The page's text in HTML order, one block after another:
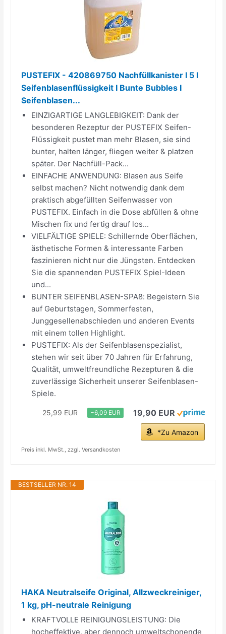
PUSTEFIX - 420869750 Nachfüllkanister I 5 l
Seifenblasenflüssigkeit I Bunte Bubbles I
Seifenblasen...
EINZIGARTIGE LANGLEBIGKEIT: Dank der
besonderen Rezeptur der PUSTEFIX Seifen-
Flüssigkeit pustet man mehr Blasen, sie sind
bunter, halten länger, fliegen weiter & platzen
später. Der Nachfüll-Pack...
EINFACHE ANWENDUNG: Blasen aus Seife
selbst machen? Nicht notwendig dank dem
praktisch abgefüllten Seifenwasser von
PUSTEFIX. Einfach in die Dose abfüllen & ohne
Mischen fix und fertig drauf los...
VIELFÄLTIGE SPIELE: Schillernde Oberflächen,
ästhetische Formen & interessante Farben
faszinieren nicht nur die Jüngsten. Entdecken
Sie die spannenden PUSTEFIX Spiel-Ideen
und...
BUNTER SEIFENBLASEN-SPAß: Begeistern Sie
auf Geburtstagen, Sommerfesten,
Junggesellenabschieden und anderen Events
mit einem tollen Highlight.
PUSTEFIX: Als der Seifenblasenspezialist,
stehen wir seit über 70 Jahren für Erfahrung,
Qualität, umweltfreundliche Rezepturen & die
zuverlässige Sicherheit unserer Seifenblasen-
Spiele.
25,99 EUR −6,09 EUR 19,90 EUR
*Zu Amazon
Preis inkl. MwSt., zzgl. Versandkosten
BESTSELLER NR. 14
HAKA Neutralseife Original, Allzweckreiniger,
1 kg, pH-neutrale Reinigung
KRAFTVOLLE REINIGUNGSLEISTUNG: Die
hocheffektive, aber dennoch umweltschonende